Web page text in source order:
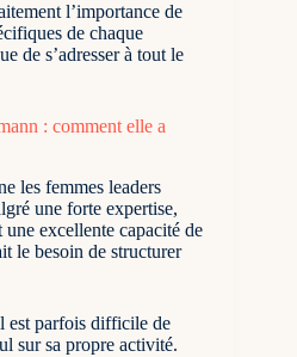
l’importance de
de chaque
de s’adresser à tout le
: comment elle a
les femmes leaders
une forte expertise,
excellente capacité de
le besoin de structurer
est parfois difficile de
sur sa propre activité.